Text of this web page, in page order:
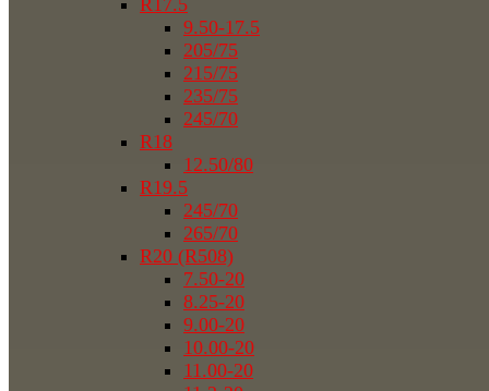
R17.5
9.50-17.5
205/75
215/75
235/75
245/70
R18
12.50/80
R19.5
245/70
265/70
R20 (R508)
7.50-20
8.25-20
9.00-20
10.00-20
11.00-20